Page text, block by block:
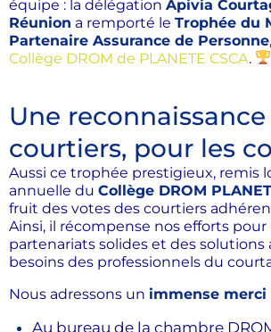
équipe : la délégation Apivia
Réunion a remporté le Trophée du
Partenaire Assurance de Personne
Collège DROM de PLANETE CSCA.
Une
courtiers, pour les
Aussi ce trophée prestigieux, remis
annuelle du Collège DROM
fruit des votes des courtiers
Ainsi, il récompense nos efforts
partenariats solides et des solutions
besoins des professionnels du
Nous adressons un immense merci
Au bureau de la chambre